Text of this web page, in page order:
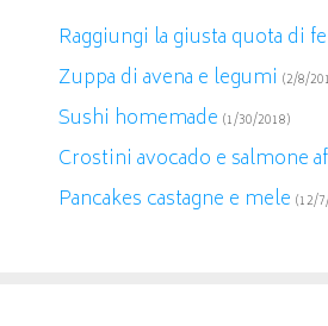
Raggiungi la giusta quota di
Zuppa di avena e legumi (2/8/
Sushi homemade (1/30/2018)
Crostini avocado e salmone
Pancakes castagne e mele (12/